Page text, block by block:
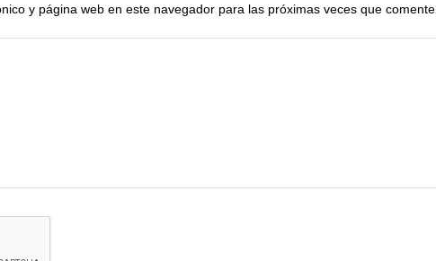
y página web en este navegador para las próximas veces que comente.